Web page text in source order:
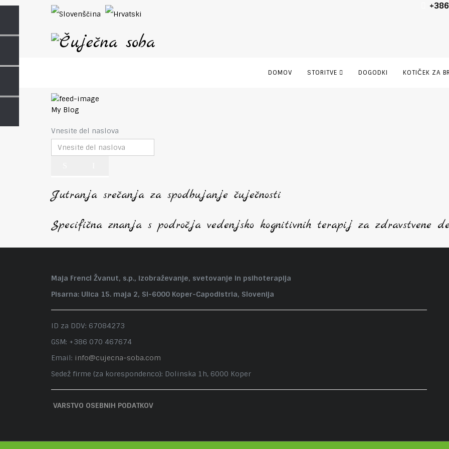
DOMOV STORITVE DOGODKI KOTIČEK ZA
My Blog
Vnesite del naslova
Jutranja srečanja za spodbujanje čuječnosti
Specifična znanja s področja vedenjsko kognitivnih terapij za zdravstvene
Maja Frencl Žvanut, s.p., izobraževanje, svetovanje in psihoterapija
Pisarna: Ulica 15. maja 2, SI-6000 Koper-Capodistria, Slovenija
ID za DDV: 67084273
GSM: +386 070 467674
Email: info@cujecna-soba.com
Sedež firme (za korespondenco): Dolinska 1h, 6000 Koper
VARSTVO OSEBNIH PODATKOV